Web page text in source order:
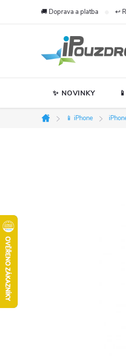
🚚 Doprava a platba ↩️
✨ NOVINKY
Domů
📱 iPhone